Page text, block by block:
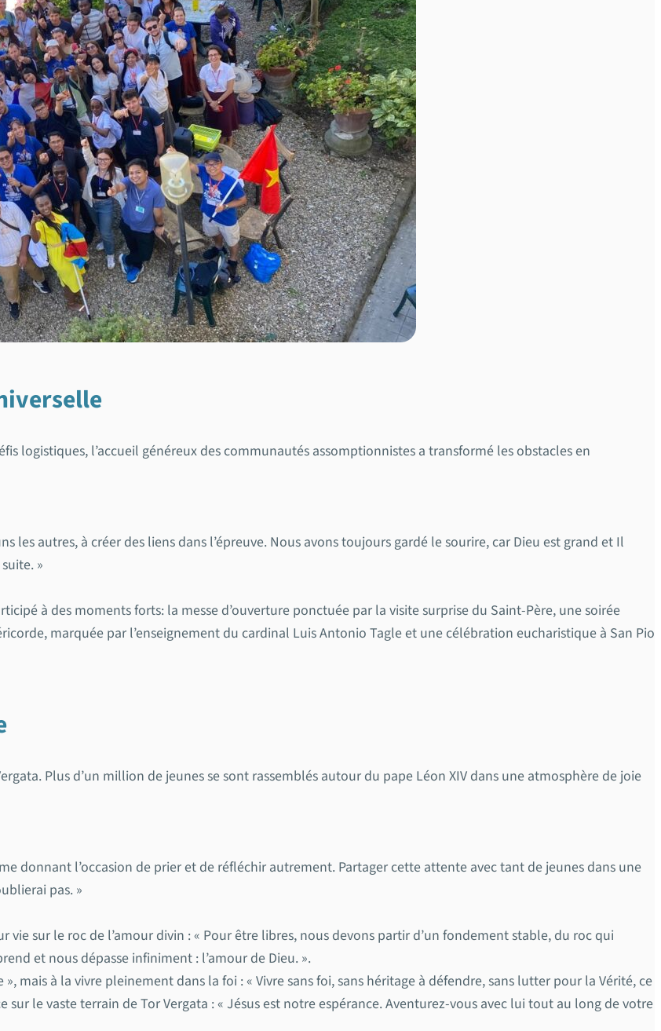
logistiques, l’accueil généreux des communautés assomptionnistes a transformé les obstacles en
les autres, à créer des liens dans l’épreuve. Nous avons toujours gardé le sourire, car Dieu est grand et Il
»
à des moments forts: la messe d’ouverture ponctuée par la visite surprise du Saint-Père, une soirée
marquée par l’enseignement du cardinal Luis Antonio Tagle et une célébration eucharistique à San Pio
Plus d’un million de jeunes se sont rassemblés autour du pape Léon XIV dans une atmosphère de joie
donnant l’occasion de prier et de réfléchir autrement. Partager cette attente avec tant de jeunes dans une
pas. »
vie sur le roc de l’amour divin : « Pour être libres, nous devons partir d’un fondement stable, du roc qui
et nous dépasse infiniment : l’amour de Dieu. ».
mais à la vivre pleinement dans la foi : « Vivre sans foi, sans héritage à défendre, sans lutter pour la Vérité, ce
sur le vaste terrain de Tor Vergata : « Jésus est notre espérance. Aventurez-vous avec lui tout au long de votre